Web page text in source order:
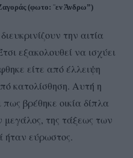
(φωτο: ¨εν Άνδρω”)
την αιτία
εξακολουθεί να ισχύει
είτε από έλλειψη
κατολίσθηση. Αυτή η
βρέθηκε οικία δίπλα
μεγάλος, της τάξεως των
ήταν εύρωστος.